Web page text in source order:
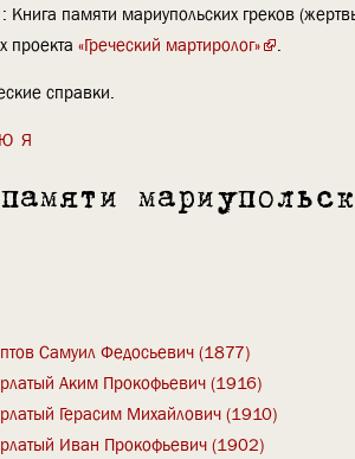
памяти мариупольских греков
проекта «Греческий мартиролог»
.
справки.
Ю Я
Самуил Федосьевич (1877)
Аким Прокофьевич (1916)
Герасим Михайлович (1910)
Иван Прокофьевич (1902)